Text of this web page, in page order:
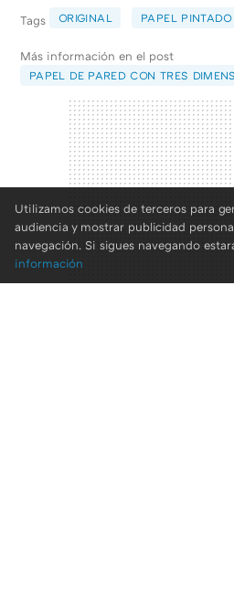
MAIL
Tags ORIGINAL PAPEL PINTADO
Más información en el post
PAPEL DE PARED CON TRES
Utilizamos cookies de terceros para
audiencia y mostrar publicidad
navegación. Si sigues navegando
información